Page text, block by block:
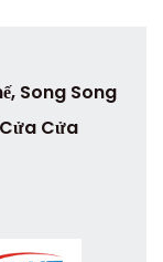
Song Song
Cửa